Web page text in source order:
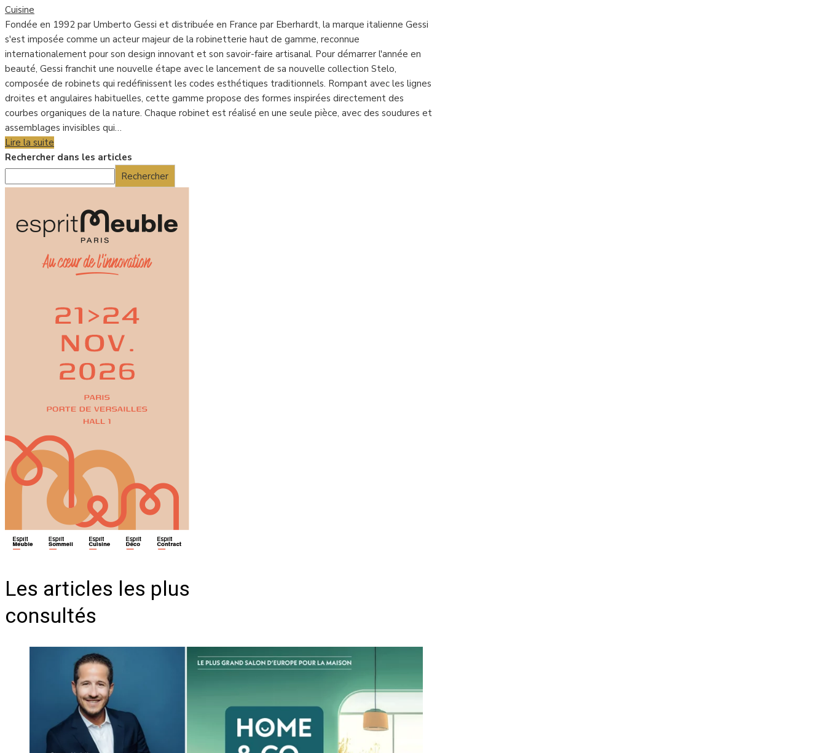
Cuisine
Fondée en 1992 par Umberto Gessi et distribuée en France par Eberhardt, la marque italienne Gessi
s'est imposée comme un acteur majeur de la robinetterie haut de gamme, reconnue
internationalement pour son design innovant et son savoir-faire artisanal. Pour démarrer l'année en
beauté, Gessi franchit une nouvelle étape avec le lancement de sa nouvelle collection Stelo,
composée de robinets qui redéfinissent les codes esthétiques traditionnels. Rompant avec les lignes
droites et angulaires habituelles, cette gamme propose des formes inspirées directement des
courbes organiques de la nature. Chaque robinet est réalisé en une seule pièce, avec des soudures et
assemblages invisibles qui…
Lire la suite
Rechercher dans les articles
Rechercher
Les articles les plus
consultés